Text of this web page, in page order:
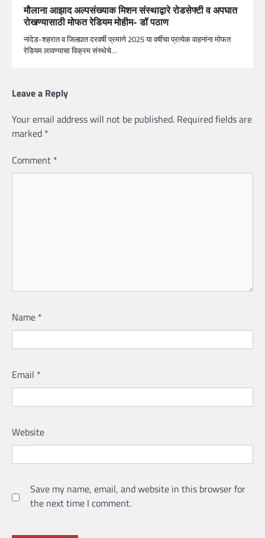
मौलाना आझाद अल्पसंख्याक मिशन संस्थाद्वारे रोडसेफ्टी व अपघात
रोखण्यासाठी मोफत रेडियम मोहीम- डॉ पठाण
नांदेड-शहरात व जिल्ह्यात दरवर्षी प्रमाणे 2025 या वर्षीचा प्रत्येक वाहनांना मोफत
रेडियम लावण्याचा विक्रम संस्थेचे…
Leave a Reply
Your email address will not be published. Required fields are
marked *
Comment *
Name *
Email *
Website
Save my name, email, and website in this browser for
the next time I comment.